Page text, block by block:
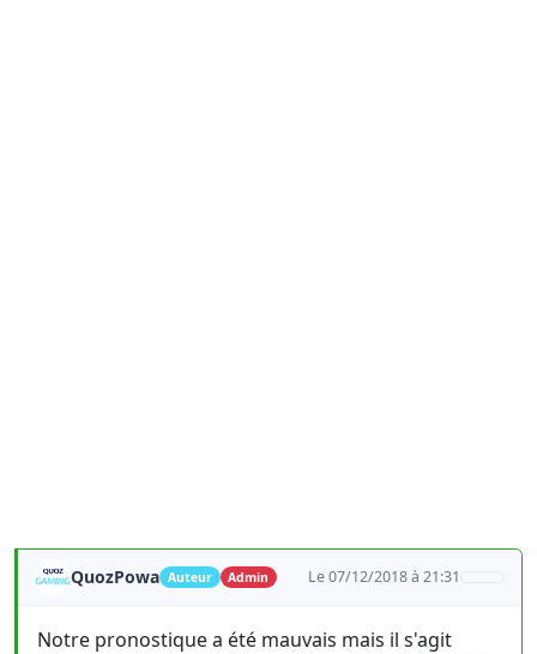
QuozPowa Auteur Admin Le 07/12/2018 à 21:31
Notre pronostique a été mauvais mais il s'agit